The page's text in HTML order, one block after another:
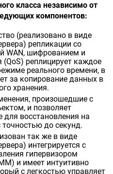
класса независимо от
компонентов:
(реализовано в виде
репликации со
WAN, шифрованием и
(QoS) реплицирует каждое
реального времени, в
за копирование данных в
хранения.
произошедшие с
и позволяет
для восстановления на
до секунд.
так же в виде
интегрируется с
гипервизором
) и имеет интуитивно
с легкостью управляет